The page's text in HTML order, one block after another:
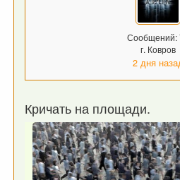
Сообщений:
г. Ковров
2 дня
Кричать на площади.